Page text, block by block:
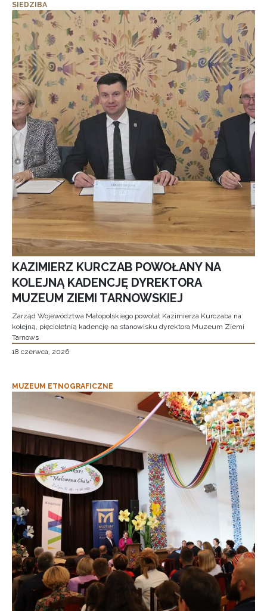
SIEDZIBA
KAZIMIERZ KURCZAB POWOŁANY NA
KOLEJNĄ KADENCJĘ DYREKTORA
MUZEUM ZIEMI TARNOWSKIEJ
Zarząd Województwa Małopolskiego powołał Kazimierza Kurczaba na
kolejną, pięcioletnią kadencję na stanowisku dyrektora Muzeum Ziemi
Tarnows
18 czerwca, 2026
MUZEUM ETNOGRAFICZNE